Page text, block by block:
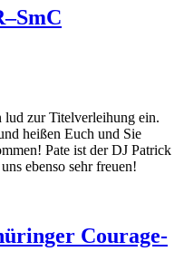
lud zur Titelverleihung ein.
heißen Euch und Sie
Pate ist der DJ Patrick
ebenso sehr freuen!
Courage-